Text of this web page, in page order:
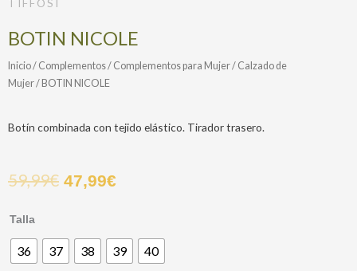
TIFFOSI
BOTIN NICOLE
Inicio/ Complementos/ Complementos para Mujer/ Calzado de
Mujer/ BOTIN NICOLE
Botín combinada con tejido elástico. Tirador trasero.
59,99€ 47,99€
Talla
36 37 38 39 40
BOTIN
cantidad